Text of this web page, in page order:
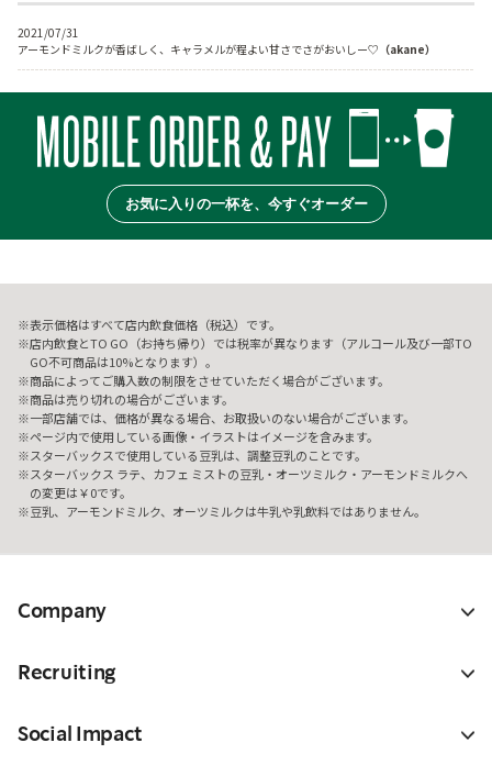
2021/07/31
アーモンドミルクが香ばしく、キャラメルが程よい甘さでさがおいしー♡ （akane）
お気に入りの一杯を、今すぐオーダー
表示価格はすべて店内飲食価格（税込）です。
店内飲食とTO GO（お持ち帰り）では税率が異なります（アルコール及び一部TO
GO不可商品は10%となります）。
商品によってご購入数の制限をさせていただく場合がございます。
商品は売り切れの場合がございます。
一部店舗では、価格が異なる場合、お取扱いのない場合がございます。
ページ内で使用している画像・イラストはイメージを含みます。
スターバックスで使用している豆乳は、調整豆乳のことです。
スターバックス ラテ、カフェ ミストの豆乳・オーツミルク・アーモンドミルクへ
の変更は￥0です。
豆乳、アーモンドミルク、オーツミルクは牛乳や乳飲料ではありません。
Company
Recruiting
Social Impact